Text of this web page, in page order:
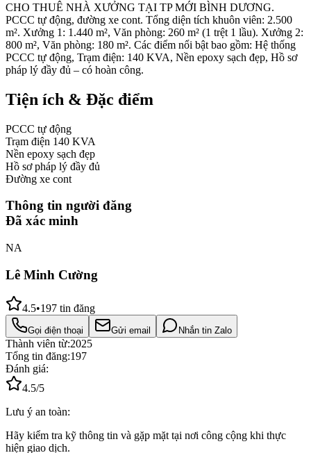
CHO THUÊ NHÀ XƯỞNG TẠI TP MỚI BÌNH DƯƠNG.
PCCC tự động, đường xe cont. Tổng diện tích khuôn viên: 2.500
m². Xưởng 1: 1.440 m², Văn phòng: 260 m² (1 trệt 1 lầu). Xưởng 2:
800 m², Văn phòng: 180 m². Các điểm nổi bật bao gồm: Hệ thống
PCCC tự động, Trạm điện: 140 KVA, Nền epoxy sạch đẹp, Hồ sơ
pháp lý đầy đủ – có hoàn công.
Tiện ích & Đặc điểm
PCCC tự động
Trạm điện 140 KVA
Nền epoxy sạch đẹp
Hồ sơ pháp lý đầy đủ
Đường xe cont
Thông tin người đăng
Đã xác minh
NA
Lê Minh Cường
4.5•197 tin đăng
Gọi điện thoại Gửi email Nhắn tin Zalo
Thành viên từ:2025
Tổng tin đăng:197
Đánh giá:
4.5/5
Lưu ý an toàn:
Hãy kiểm tra kỹ thông tin và gặp mặt tại nơi công cộng khi thực
hiện giao dịch.